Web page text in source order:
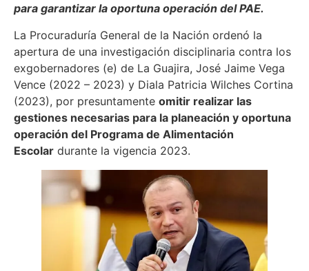
para garantizar la oportuna operación del PAE.
La Procuraduría General de la Nación ordenó la
apertura de una investigación disciplinaria contra los
exgobernadores (e) de La Guajira, José Jaime Vega
Vence (2022 – 2023) y Diala Patricia Wilches Cortina
(2023), por presuntamente omitir realizar las
gestiones necesarias para la planeación y oportuna
operación del Programa de Alimentación
Escolar durante la vigencia 2023.